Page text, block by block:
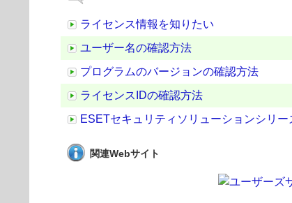
ライセンス情報を知りたい
ユーザー名の確認方法
プログラムのバージョンの確認方法
ライセンスIDの確認方法
ESETセキュリティソリューションシリ
関連Webサイト